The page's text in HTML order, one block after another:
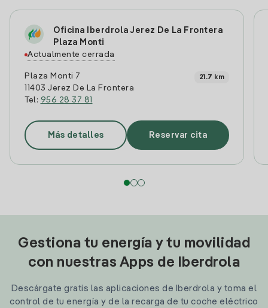
Oficina Iberdrola Jerez De La Frontera
Plaza Monti
Actualmente cerrada
Plaza Monti 7
11403 Jerez De La Frontera
Tel: 956 28 37 81
21.7 km
Más detalles Reservar cita
Gestiona tu energía y tu movilidad
con nuestras Apps de Iberdrola
Descárgate gratis las aplicaciones de Iberdrola y toma el
control de tu energía y de la recarga de tu coche eléctrico